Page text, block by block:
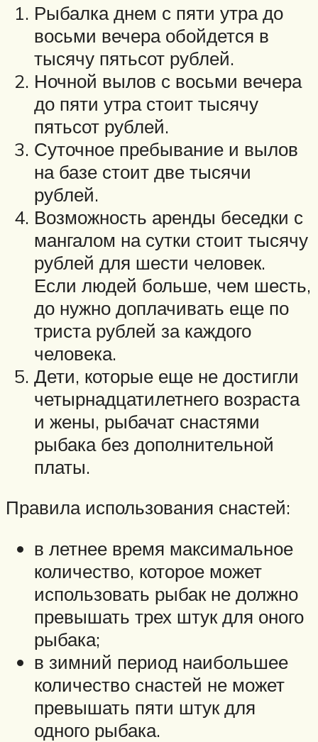
Рыбалка днем с пяти утра до
восьми вечера обойдется в
тысячу пятьсот рублей.
Ночной вылов с восьми вечера
до пяти утра стоит тысячу
пятьсот рублей.
Суточное пребывание и вылов
на базе стоит две тысячи
рублей.
Возможность аренды беседки с
мангалом на сутки стоит тысячу
рублей для шести человек.
Если людей больше, чем шесть,
до нужно доплачивать еще по
триста рублей за каждого
человека.
Дети, которые еще не достигли
четырнадцатилетнего возраста
и жены, рыбачат снастями
рыбака без дополнительной
платы.
Правила использования снастей:
в летнее время максимальное
количество, которое может
использовать рыбак не должно
превышать трех штук для оного
рыбака;
в зимний период наибольшее
количество снастей не может
превышать пяти штук для
одного рыбака.